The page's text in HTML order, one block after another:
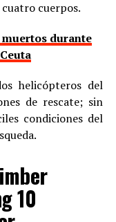
cuerpos.
muertos durante
helicópteros del
de rescate; sin
condiciones del
10